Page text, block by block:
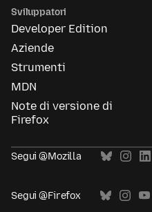
Sviluppatori
Developer Edition
Aziende
Strumenti
MDN
Note di versione di
Firefox
Segui @Mozilla
Segui @Firefox